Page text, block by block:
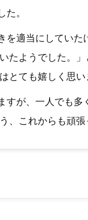
。
適当にしてい
たようでした。
とても嬉しく思い
が、一人でも
、これからも頑張